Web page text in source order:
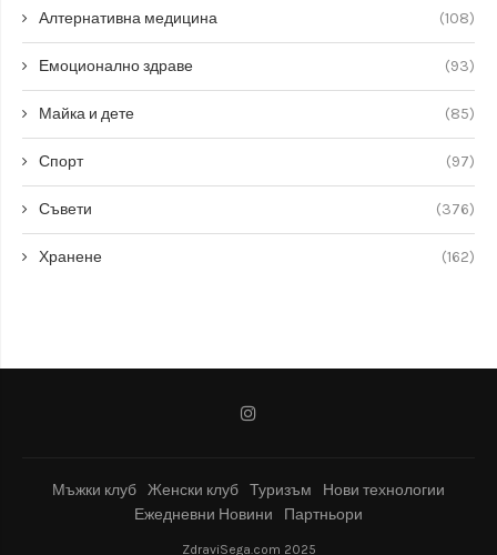
Алтернативна медицина (108)
Емоционално здраве (93)
Майка и дете (85)
Спорт (97)
Съвети (376)
Хранене (162)
Мъжки клуб Женски клуб Туризъм
Нови технологии
Ежедневни Новини
Партньори
ZdraviSega.com 2025